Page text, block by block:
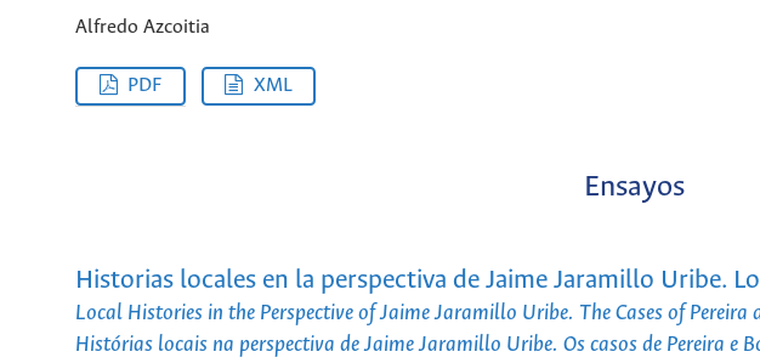
Alfredo Azcoitia
PDF XML
Ensayos
Historias locales en la perspectiva de Jaime Jaramillo Uribe.
Local Histories in the Perspective of Jaime Jaramillo Uribe. The Cases of
Histórias locais na perspectiva de Jaime Jaramillo Uribe. Os casos de Pereira e